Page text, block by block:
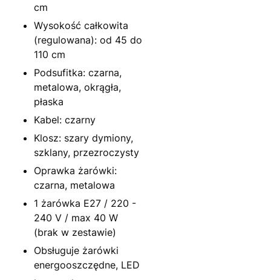
cm
Wysokość całkowita
(regulowana): od 45 do
110 cm
Podsufitka: czarna,
metalowa, okrągła,
płaska
Kabel: czarny
Klosz: szary dymiony,
szklany, przezroczysty
Oprawka żarówki:
czarna, metalowa
1 żarówka E27 / 220 -
240 V / max 40 W
(brak w zestawie)
Obsługuje żarówki
energooszczędne, LED